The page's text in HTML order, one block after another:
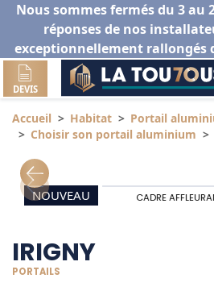
Nous sommes fermés du 3 au
réponses de nos
exceptionnellement rallongés
DEVIS
Accueil Habitat
Portail
Choisir son portail aluminium
NOUVEAU CADRE
IRIGNY
PORTAILS